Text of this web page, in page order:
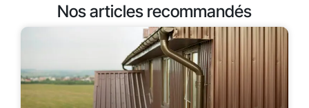
Nos articles recommandés